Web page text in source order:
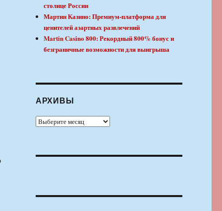
столице России
Мартин Казино: Премиум-платформа для
ценителей азартных развлечений
Martin Casino 800: Рекордный 800% бонус и
безграничные возможности для выигрыша
АРХИВЫ
Архивы